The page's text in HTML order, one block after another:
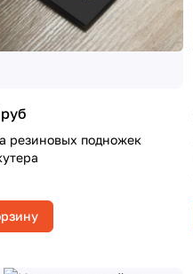
резиновых подножек